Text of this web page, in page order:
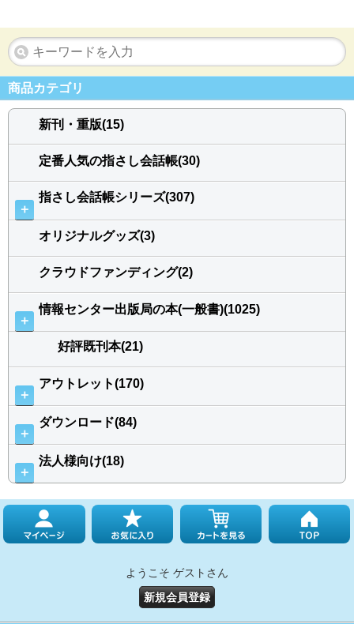
商品カテゴリ
新刊・重版(15)
定番人気の指さし会話帳(30)
＋
指さし会話帳シリーズ(307)
オリジナルグッズ(3)
クラウドファンディング(2)
＋
情報センター出版局の本(一般書)(1025)
好評既刊本(21)
＋
アウトレット(170)
＋
ダウンロード(84)
＋
法人様向け(18)
ようこそ ゲストさん
新規会員登録